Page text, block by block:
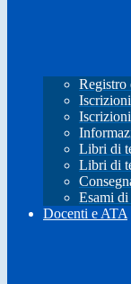
Registro
Libri di
Libri di
Esami
Docenti e ATA